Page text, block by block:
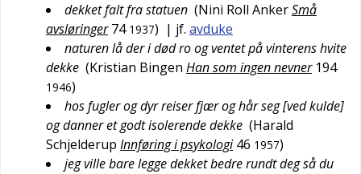
dekket falt fra statuen (Nini Roll AnkerSmå
avsløringer 74 1937) | jf. avduke
naturen lå der i død ro og ventet på vinterens hvite
dekke (Kristian Bingen Han som ingen nevner 194
1946)
hos fugler og dyr reiser fjær og hår seg [ved kulde]
og danner et godt isolerende dekke (Harald
Schjelderup Innføring i psykologi 46 1957)
jeg ville bare legge dekket bedre rundt deg så du